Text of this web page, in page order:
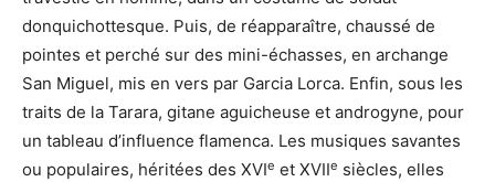
donquichottesque. Puis, de réapparaître, chaussé de
pointes et perché sur des mini-échasses, en archange
San Miguel, mis en vers par Garcia Lorca. Enfin, sous les
traits de la Tarara, gitane aguicheuse et androgyne, pour
un tableau d’influence flamenca. Les musiques savantes
ou populaires, héritées des XVIe et XVIIe siècles, elles